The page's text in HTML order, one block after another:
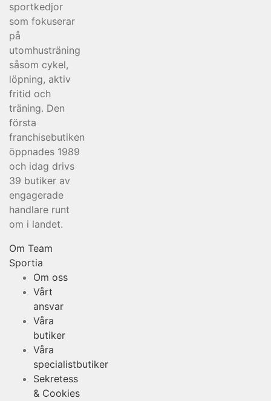
sportkedjor
som fokuserar
på
utomhusträning
såsom cykel,
löpning, aktiv
fritid och
träning. Den
första
franchisebutiken
öppnades 1989
och idag drivs
39 butiker av
engagerade
handlare runt
om i landet.
Om Team
Sportia
Om oss
Vårt
ansvar
Våra
butiker
Våra
specialistbutiker
Sekretess
& Cookies